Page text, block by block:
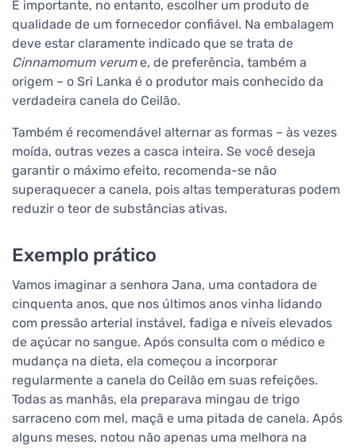
É importante, no entanto, escolher um produto de
qualidade de um fornecedor confiável. Na embalagem
deve estar claramente indicado que se trata de
Cinnamomum verume, de preferência, também a
origem – o Sri Lanka é o produtor mais conhecido da
verdadeira canela do Ceilão.
Também é recomendável alternar as formas – às vezes
moída, outras vezes a casca inteira. Se você deseja
garantir o máximo efeito, recomenda-se não
superaquecer a canela, pois altas temperaturas podem
reduzir o teor de substâncias ativas.
Exemplo prático
Vamos imaginar a senhora Jana, uma contadora de
cinquenta anos, que nos últimos anos vinha lidando
com pressão arterial instável, fadiga e níveis elevados
de açúcar no sangue. Após consulta com o médico e
mudança na dieta, ela começou a incorporar
regularmente a canela do Ceilão em suas refeições.
Todas as manhãs, ela preparava mingau de trigo
sarraceno com mel, maçã e uma pitada de canela. Após
alguns meses, notou não apenas uma melhora na